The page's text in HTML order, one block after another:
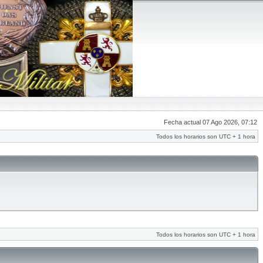
Fecha actual 07 Ago 2026, 07:12
Todos los horarios son UTC + 1 hora
Todos los horarios son UTC + 1 hora